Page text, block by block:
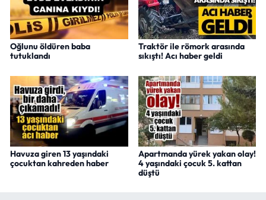
Oğlunu öldüren baba
tutuklandı
Traktör ile römork arasında
sıkıştı! Acı haber geldi
Havuza giren 13 yaşındaki
çocuktan kahreden haber
Apartmanda yürek yakan olay!
4 yaşındaki çocuk 5. kattan
düştü